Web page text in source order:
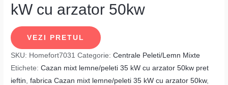
kW cu arzator 50kw
VEZI PRETUL
SKU: Homefort7031 Categorie:Centrale Peleti/Lemn Mixte
Etichete:Cazan mixt lemne/peleti 35 kW cu arzator 50kw pret
ieftin ,fabrica Cazan mixt lemne/peleti 35 kW cu arzator 50kw,